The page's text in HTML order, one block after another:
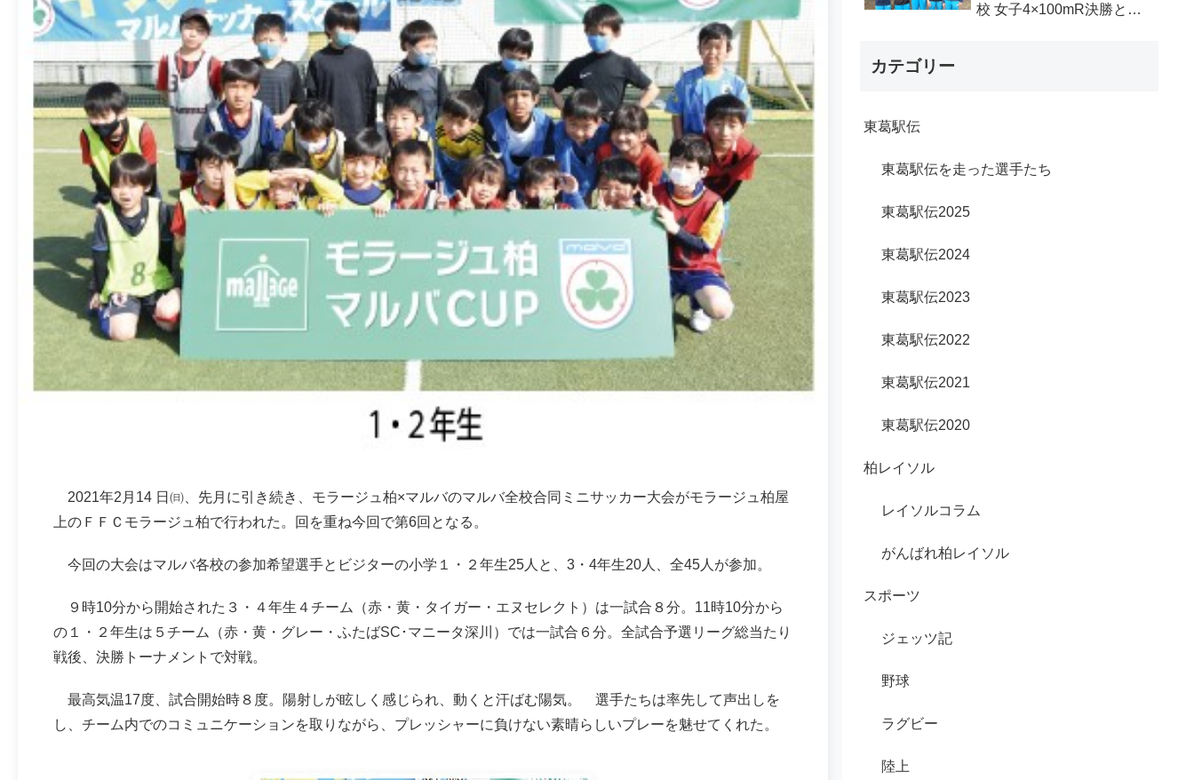
2021年2月14 日㈰、先月に引き続き、モラージュ柏×マルバのマルバ全校合同ミニサッカー大会がモラージュ柏屋
上のＦＦＣモラージュ柏で行われた。回を重ね今回で第6回となる。
今回の大会はマルバ各校の参加希望選手とビジターの小学１・２年生25人と、3・4年生20人、全45人が参加。
９時10分から開始された３・４年生４チーム（赤・黄・タイガー・エヌセレクト）は一試合８分。11時10分から
の１・２年生は５チーム（赤・黄・グレー・ふたばSC･マニータ深川）では一試合６分。全試合予選リーグ総当たり
戦後、決勝トーナメントで対戦。
最高気温17度、試合開始時８度。陽射しが眩しく感じられ、動くと汗ばむ陽気。 選手たちは率先して声出しを
し、チーム内でのコミュニケーションを取りながら、プレッシャーに負けない素晴らしいプレーを魅せてくれた。
校 女子4×100mR決勝と予
カテゴリー
東葛駅伝
東葛駅伝を走った選手たち
東葛駅伝2025
東葛駅伝2024
東葛駅伝2023
東葛駅伝2022
東葛駅伝2021
東葛駅伝2020
柏レイソル
レイソルコラム
がんばれ柏レイソル
スポーツ
ジェッツ記
野球
ラグビー
陸上